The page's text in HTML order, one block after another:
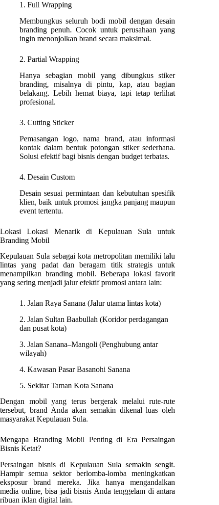
1. Full Wrapping
Membungkus seluruh bodi mobil dengan desain
branding penuh. Cocok untuk perusahaan yang
ingin menonjolkan brand secara maksimal.
2. Partial Wrapping
Hanya sebagian mobil yang dibungkus stiker
branding, misalnya di pintu, kap, atau bagian
belakang. Lebih hemat biaya, tapi tetap terlihat
profesional.
3. Cutting Sticker
Pemasangan logo, nama brand, atau informasi
kontak dalam bentuk potongan stiker sederhana.
Solusi efektif bagi bisnis dengan budget terbatas.
4. Desain Custom
Desain sesuai permintaan dan kebutuhan spesifik
klien, baik untuk promosi jangka panjang maupun
event tertentu.
Lokasi Lokasi Menarik di Kepulauan Sula untuk
Branding Mobil
Kepulauan Sula sebagai kota metropolitan memiliki lalu
lintas yang padat dan beragam titik strategis untuk
menampilkan branding mobil. Beberapa lokasi favorit
yang sering menjadi jalur efektif promosi antara lain:
1. Jalan Raya Sanana (Jalur utama lintas kota)
2. Jalan Sultan Baabullah (Koridor perdagangan
dan pusat kota)
3. Jalan Sanana–Mangoli (Penghubung antar
wilayah)
4. Kawasan Pasar Basanohi Sanana
5. Sekitar Taman Kota Sanana
Dengan mobil yang terus bergerak melalui rute-rute
tersebut, brand Anda akan semakin dikenal luas oleh
masyarakat Kepulauan Sula.
Mengapa Branding Mobil Penting di Era Persaingan
Bisnis Ketat?
Persaingan bisnis di Kepulauan Sula semakin sengit.
Hampir semua sektor berlomba-lomba meningkatkan
eksposur brand mereka. Jika hanya mengandalkan
media online, bisa jadi bisnis Anda tenggelam di antara
ribuan iklan digital lain.